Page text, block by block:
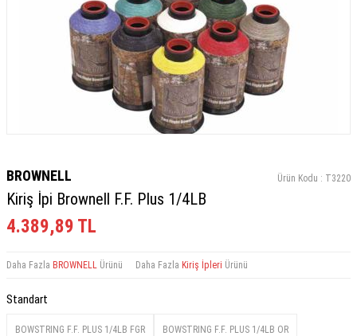
BROWNELL Ürün Kodu : T3220
Kiriş İpi Brownell F.F. Plus 1/4LB
4.389,89 TL
Daha Fazla BROWNELL Ürünü Daha Fazla Kiriş İpleri Ürünü
Standart
BOWSTRING F.F. PLUS 1/4LB FGR BOWSTRING F.F. PLUS 1/4LB OR